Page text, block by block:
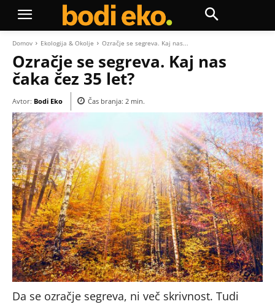
Domov Ekologija & Okolje Ozračje se segreva. Kaj nas...
Ozračje se segreva. Kaj nas
čaka čez 35 let?
Avtor: Bodi Eko Čas branja: 2 min.
Da se ozračje segreva, ni več skrivnost. Tudi